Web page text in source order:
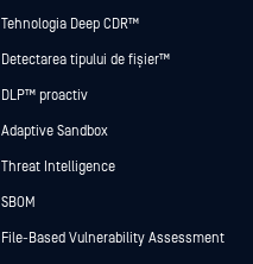
Tehnologia Deep CDR™
Detectarea tipului de fișier™
DLP™ proactiv
Adaptive Sandbox
Threat Intelligence
SBOM
File-Based Vulnerability Assessment